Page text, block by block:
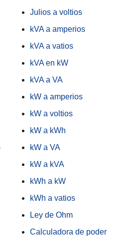
Julios a voltios
kVA a amperios
kVA a vatios
kVA en kW
kVA a VA
kW a amperios
kW a voltios
kW a kWh
kW a VA
kW a kVA
kWh a kW
kWh a vatios
Ley de Ohm
Calculadora de poder